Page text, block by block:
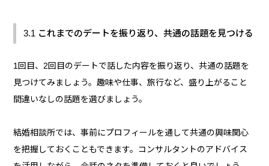
3.1 これまでのデートを振り返り、共通の話題を見つける
1回目、2回目のデートで話した内容を振り返り、共通の話題を
見つけてみましょう。趣味や仕事、旅行など、盛り上がること
間違いなしの話題を選びましょう。
結婚相談所では、事前にプロフィールを通して共通の興味関心
を把握しておくこともできます。コンサルタントのアドバイス